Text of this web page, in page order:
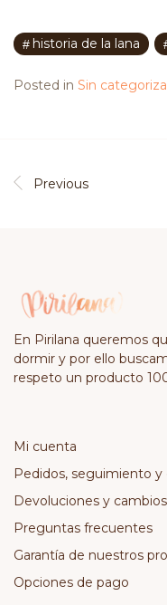
historia de la lana
Posted in Sin
Previous
En Pirilana queremos
dormir y por ello
respeto un producto
Mi cuenta
Pedidos, seguimiento y
Devoluciones y cambios
Preguntas frecuentes
Garantía de nuestros
Opciones de pago